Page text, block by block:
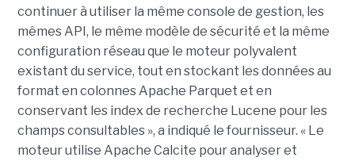
continuer à utiliser la même console de gestion, les
mêmes API, le même modèle de sécurité et la même
configuration réseau que le moteur polyvalent
existant du service, tout en stockant les données au
format en colonnes Apache Parquet et en
conservant les index de recherche Lucene pour les
champs consultables », a indiqué le fournisseur. « Le
moteur utilise Apache Calcite pour analyser et